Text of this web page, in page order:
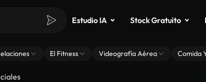
Estudio IA Stock Gratuito
El Fitness Videografía Aérea Comida